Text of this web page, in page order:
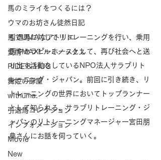
馬のミライをつくるには？
ウマのお坊さん徒然日記
馬でUMAなアトリエ
愛情MAX! ルミノックス
RIDE & HUG
舞姫の部屋
withuma.
引退馬コレクション
インフォメーション
Movie
New
引退馬に対してリトレーニングを行い、乗用
馬やセラピーホースとして、再び社会へと送
り出す活動をしているNPO法人サラブリト
レーニング・ジャパン。前回に引き続き、リ
トレーニングの世界においてトップランナー
として知られる、サラブリトレーニング・ジ
ャパンのリトレーニングマネージャー宮田朋
典さんにお話を伺っていく。